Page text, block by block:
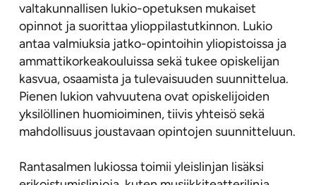
valtakunnallisen lukio-opetuksen mukaiset
opinnot ja suorittaa ylioppilastutkinnon. Lukio
antaa valmiuksia jatko-opintoihin yliopistoissa ja
ammattikorkeakouluissa sekä tukee opiskelijan
kasvua, osaamista ja tulevaisuuden suunnittelua.
Pienen lukion vahvuutena ovat opiskelijoiden
yksilöllinen huomioiminen, tiivis yhteisö sekä
mahdollisuus joustavaan opintojen suunnitteluun.
Rantasalmen lukiossa toimii yleislinjan lisäksi